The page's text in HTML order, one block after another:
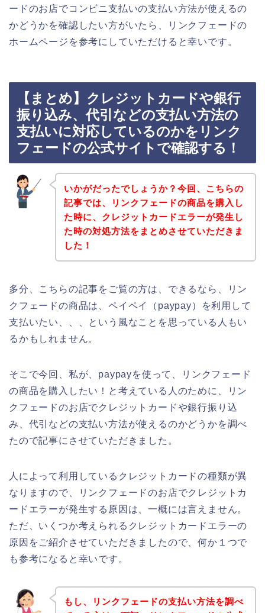
ードのお店でコンビニ支払いの支払い方法が使えるの
かどうかを確認したい方がいたら、リンクフェードの
ホームページを参考にしていただけると幸いです。
【まとめ】クレジットカードや銀行
振り込み、代引などの支払い方法の
支払いに対応しているのかをリンク
フェードの公式サイトで確認する！
いかがだったでしょうか？今回、こちらの
記事では、リンクフェードの商品を購入し
た時に、クレジットカードエラーが発生し
た時の対処方法をまとめさせていただきま
した！
多分、こちらの記事をご覧の方は、できるなら、リン
クフェードの商品は、ペイペイ（paypay）を利用して
支払いたい、、、という風なことを思っている人もい
るかもしれません。
そこで今回、私が、paypayを使って、リンクフェード
の商品を購入したい！と考えている人のために、リン
クフェードのお店でクレジットカードや銀行振り込
み、代引などの支払い方法が使えるのかどうかを調べ
たので記事にさせていただきました。
人によって利用しているクレジットカードの種類が異
なりますので、リンクフェードのお店でクレジットカ
ードエラーが発生する原因は、一概には言えません。
ただ、いくつか考えられるクレジットカードエラーの
原因をご紹介させていただきましたので、何か１つで
も参考になると幸いです。
もし、リンクフェードの支払い方法を調べ